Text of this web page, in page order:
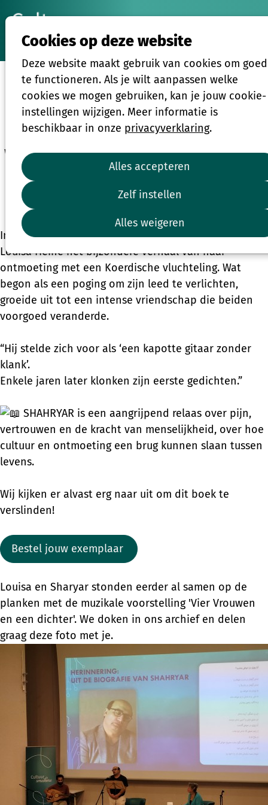
Cookies op deze website
Deze website maakt gebruik van cookies om goed
te functioneren. Als je wilt aanpassen welke
cookies we mogen gebruiken, kan je jouw cookie-
instellingen wijzigen. Meer informatie is
beschikbaar in onze privacyverklaring.
Alles accepteren
Zelf instellen
Alles weigeren
Louisa Heine schrijft boek over haar bijzondere
ontmoeting met een Koerdische dichter
Sharyar, verhaal van een vreemde vogel
Wat begon als een poging om zijn leed te verlichten,
groeide uit tot een intense vriendschap die beiden
6 november 2025 om 15:29
In het boek 'Sharyar', deelt kunstenares en filantroop
Louisa Heine het bijzondere verhaal van haar
ontmoeting met een Koerdische vluchteling. Wat
begon als een poging om zijn leed te verlichten,
groeide uit tot een intense vriendschap die beiden
voorgoed veranderde.
“Hij stelde zich voor als ‘een kapotte gitaar zonder
klank’.
Enkele jaren later klonken zijn eerste gedichten.”
SHAHRYAR is een aangrijpend relaas over pijn,
vertrouwen en de kracht van menselijkheid, over hoe
cultuur en ontmoeting een brug kunnen slaan tussen
levens.
Wij kijken er alvast erg naar uit om dit boek te
verslinden!
Bestel jouw exemplaar
Louisa en Sharyar stonden eerder al samen op de
planken met de muzikale voorstelling 'Vier Vrouwen
en een dichter'. We doken in ons archief en delen
graag deze foto met je.